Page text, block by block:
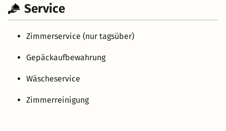
Service
Zimmerservice (nur tagsüber)
Gepäckaufbewahrung
Wäscheservice
Zimmerreinigung